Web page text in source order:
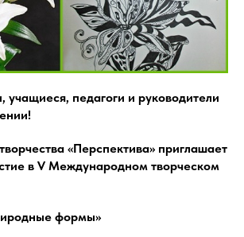
педагоги и руководители
«Перспектива» приглашает
в V Международном творческом
формы»